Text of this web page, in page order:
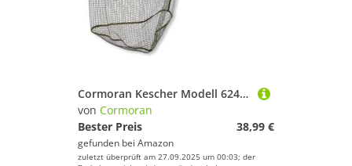
Cormoran Kescher Modell 6246 60x60cm 260cm
von Cormoran
Bester Preis
38,99 €
gefunden bei Amazon
zuletzt überprüft am 27.09.2025 um 00:03; der